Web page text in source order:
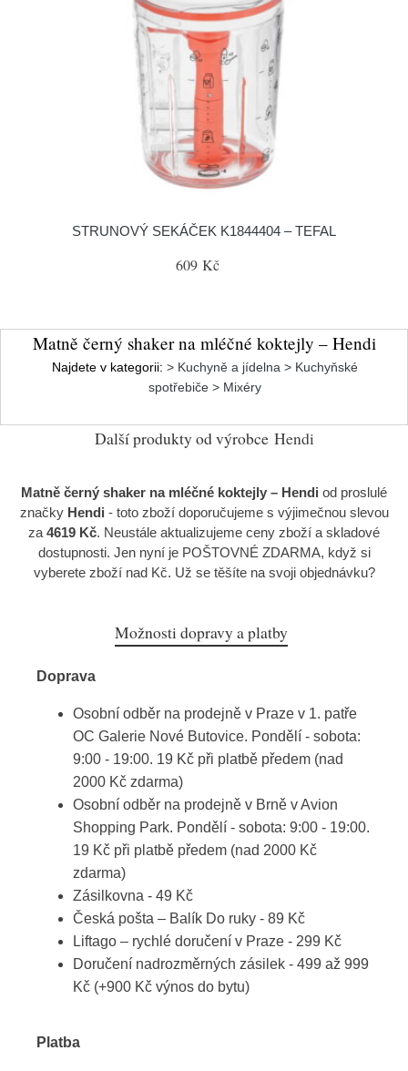
STRUNOVÝ SEKÁČEK K1844404 – TEFAL
609 Kč
Matně černý shaker na mléčné koktejly – Hendi
Najdete v kategorii: > Kuchyně a jídelna > Kuchyňské
spotřebiče > Mixéry
Další produkty od výrobce Hendi
Matně černý shaker na mléčné koktejly – Hendi od proslulé
značky Hendi - toto zboží doporučujeme s výjimečnou slevou
za 4619 Kč. Neustále aktualizujeme ceny zboží a skladové
dostupnosti. Jen nyní je POŠTOVNÉ ZDARMA, když si
vyberete zboží nad Kč. Už se těšíte na svoji objednávku?
Možnosti dopravy a platby
Doprava
Osobní odběr na prodejně v Praze v 1. patře
OC Galerie Nové Butovice. Pondělí - sobota:
9:00 - 19:00. 19 Kč při platbě předem (nad
2000 Kč zdarma)
Osobní odběr na prodejně v Brně v Avion
Shopping Park. Pondělí - sobota: 9:00 - 19:00.
19 Kč při platbě předem (nad 2000 Kč
zdarma)
Zásilkovna - 49 Kč
Česká pošta – Balík Do ruky - 89 Kč
Liftago – rychlé doručení v Praze - 299 Kč
Doručení nadrozměrných zásilek - 499 až 999
Kč (+900 Kč výnos do bytu)
Platba